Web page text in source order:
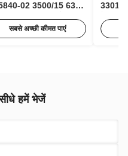
02 3500/15 63Hz
RMS के साथ
सबसे अच्छी कीमत पाएं
हमें भेजें